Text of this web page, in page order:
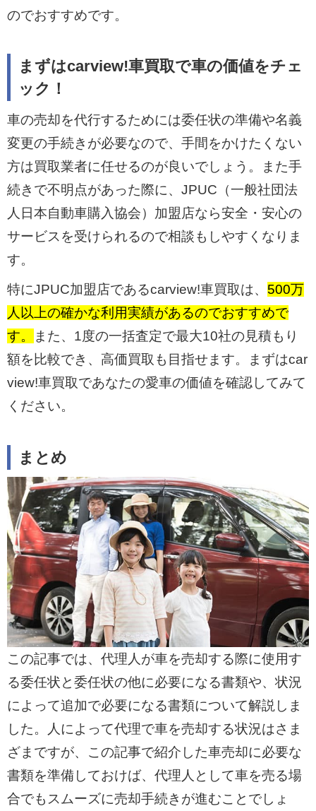
のでおすすめです。
まずはcarview!車買取で車の価値をチェ
ック！
車の売却を代行するためには委任状の準備や名義
変更の手続きが必要なので、手間をかけたくない
方は買取業者に任せるのが良いでしょう。また手
続きで不明点があった際に、JPUC（一般社団法
人日本自動車購入協会）加盟店なら安全・安心の
サービスを受けられるので相談もしやすくなりま
す。
特にJPUC加盟店であるcarview!車買取は、 500万
人以上の確かな利用実績があるのでおすすめで
す。
また、1度の一括査定で最大10社の見積もり
額を比較でき、高価買取も目指せます。まずはcar
view!車買取であなたの愛車の価値を確認してみて
ください。
まとめ
この記事では、代理人が車を売却する際に使用す
る委任状と委任状の他に必要になる書類や、状況
によって追加で必要になる書類について解説しま
した。人によって代理で車を売却する状況はさま
ざまですが、この記事で紹介した車売却に必要な
書類を準備しておけば、代理人として車を売る場
合でもスムーズに売却手続きが進むことでしょ